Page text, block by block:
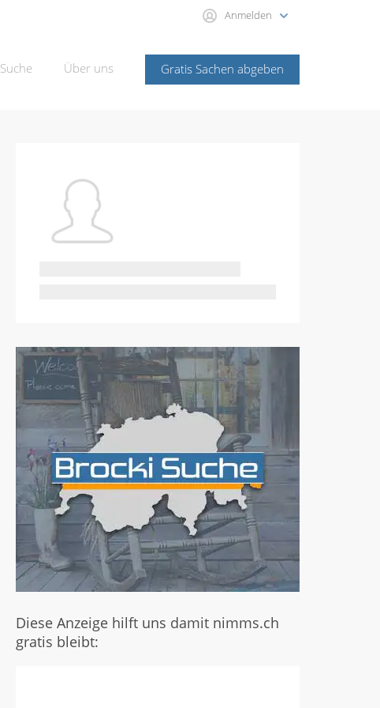
Anmelden
Gratis Sachen abgeben
Suche Über uns
Diese Anzeige hilft uns damit nimms.ch
gratis bleibt: